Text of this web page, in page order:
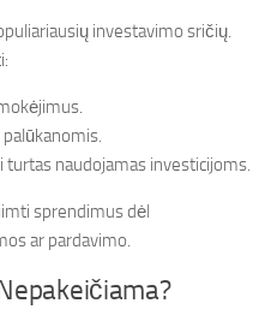
investavimo sričių.
naudojamas investicijoms.
sprendimus dėl
ar pardavimo.